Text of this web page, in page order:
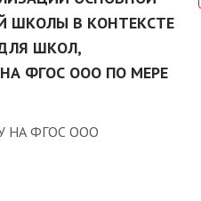
ШКОЛЫ В КОНТЕКСТЕ
ШКОЛ,
ФГОС ООО ПО МЕРЕ
НА ФГОС ООО